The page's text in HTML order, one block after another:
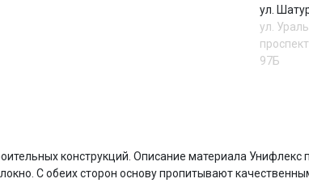
ул.
ул.
97Б
конструкций. Описание материала
С обеих сторон основу пропитывают
Оставшиеся75% будутсписываться